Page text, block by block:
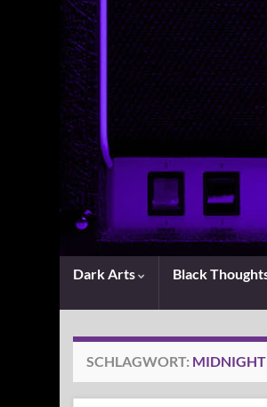
Dark Arts Black
SCHLAGWORT: MIDNIGHT